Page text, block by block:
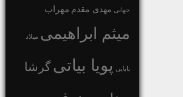
جهانی مهدی مقدم مهراب
میثم ابراهیمی میلاد
بابایی پویا بیاتیگرشا